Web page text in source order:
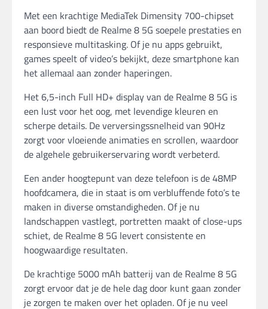
Met een krachtige MediaTek Dimensity 700-chipset
aan boord biedt de Realme 8 5G soepele prestaties en
responsieve multitasking. Of je nu apps gebruikt,
games speelt of video’s bekijkt, deze smartphone kan
het allemaal aan zonder haperingen.
Het 6,5-inch Full HD+ display van de Realme 8 5G is
een lust voor het oog, met levendige kleuren en
scherpe details. De verversingssnelheid van 90Hz
zorgt voor vloeiende animaties en scrollen, waardoor
de algehele gebruikerservaring wordt verbeterd.
Een ander hoogtepunt van deze telefoon is de 48MP
hoofdcamera, die in staat is om verbluffende foto’s te
maken in diverse omstandigheden. Of je nu
landschappen vastlegt, portretten maakt of close-ups
schiet, de Realme 8 5G levert consistente en
hoogwaardige resultaten.
De krachtige 5000 mAh batterij van de Realme 8 5G
zorgt ervoor dat je de hele dag door kunt gaan zonder
je zorgen te maken over het opladen. Of je nu veel